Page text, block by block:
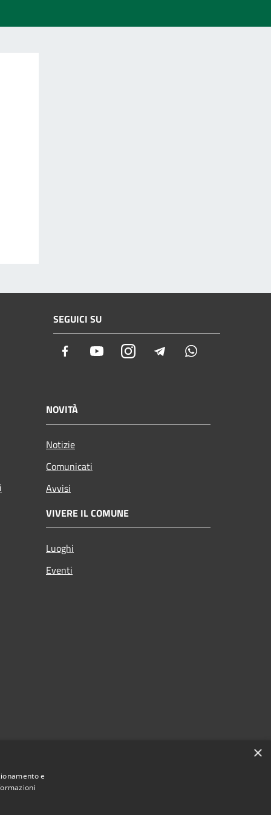
SEGUICI SU
Facebook YoutubeInstagramTelegram
NOVITÀ
Notizie
Comunicati
Avvisi
VIVERE IL COMUNE
Luoghi
Eventi
×
e